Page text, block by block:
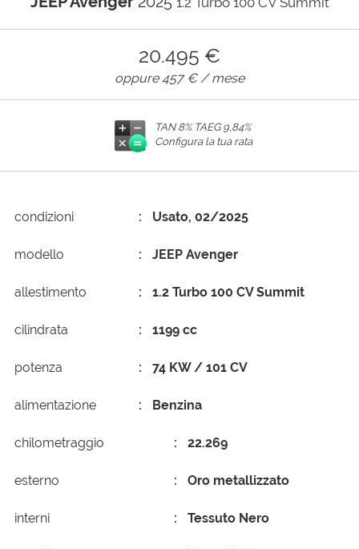
20.495 €
oppure457 €/ mese
TAN 8% TAEG 9,84%
Configura la tua rata
condizioni Usato, 02/2025
modello JEEP Avenger
allestimento 1.2 Turbo 100 CV Summit
cilindrata 1199 cc
potenza 74 KW / 101 CV
alimentazione Benzina
chilometraggio 22.269
esterno Oro metallizzato
interni Tessuto Nero